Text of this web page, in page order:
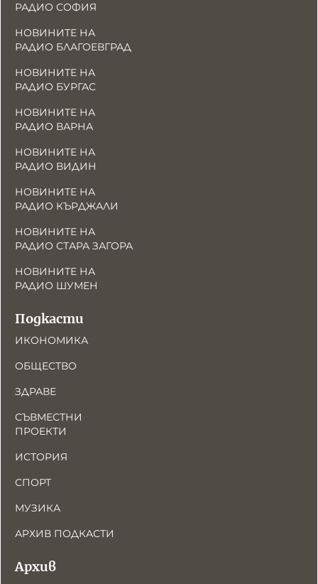
РАДИО СОФИЯ
НОВИНИТЕ НА
РАДИО БЛАГОЕВГРАД
НОВИНИТЕ НА
РАДИО БУРГАС
НОВИНИТЕ НА
РАДИО ВАРНА
НОВИНИТЕ НА
РАДИО ВИДИН
НОВИНИТЕ НА
РАДИО КЪРДЖАЛИ
НОВИНИТЕ НА
РАДИО СТАРА ЗАГОРА
НОВИНИТЕ НА
РАДИО ШУМЕН
Подкасти
ИКОНОМИКА
ОБЩЕСТВО
ЗДРАВЕ
СЪВМЕСТНИ
ПРОЕКТИ
ИСТОРИЯ
СПОРТ
МУЗИКА
АРХИВ ПОДКАСТИ
Архив